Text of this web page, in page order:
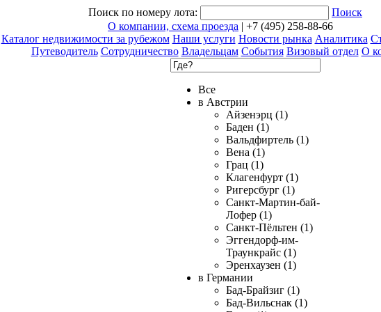
Поиск по номеру лота:
Поиск
О компании, схема проезда | +7 (495) 258-88-66
Каталог недвижимости за рубежом Наши услуги Новости рынка Аналитика
Путеводитель Сотрудничество Владельцам События Визовый отдел О
Все
в Австрии
Айзенэрц (1)
Баден (1)
Вальдфиртель (1)
Вена (1)
Грац (1)
Клагенфурт (1)
Ригерсбург (1)
Санкт-Мартин-бай-
Лофер (1)
Санкт-Пёльтен (1)
Эггендорф-им-
Траункрайс (1)
Эренхаузен (1)
в Германии
Бад-Брайзиг (1)
Бад-Вильснак (1)